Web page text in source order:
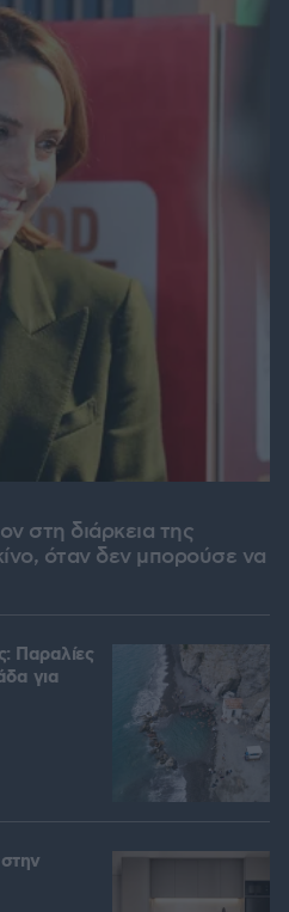
στη διάρκεια της
όταν δεν μπορούσε να
Παραλίες
για